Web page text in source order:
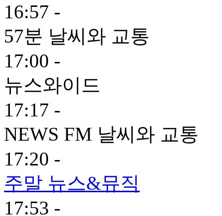
16:57 -
57분 날씨와 교통
17:00 -
뉴스와이드
17:17 -
NEWS FM 날씨와 교통
17:20 -
주말 뉴스&뮤직
17:53 -